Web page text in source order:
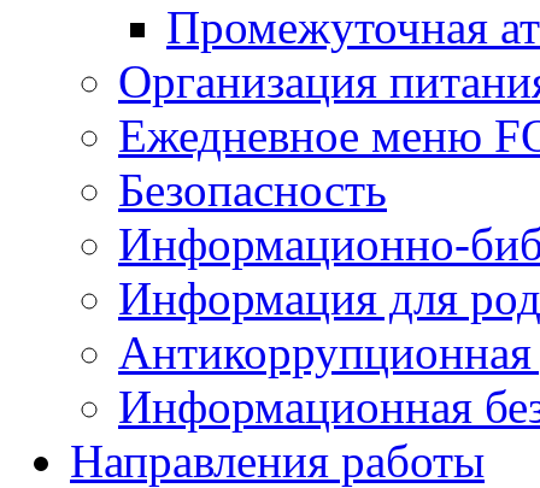
Промежуточная
Организация
Ежедневное меню
Безопасность
Информационно-
Информация для
Антикоррупционная
Информационная
Направления работы